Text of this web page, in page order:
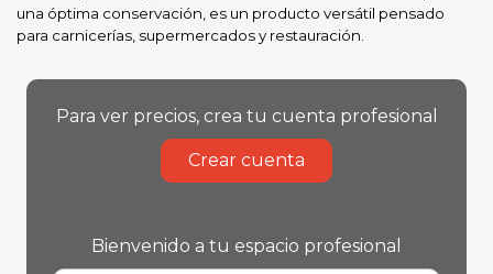
una óptima conservación, es un producto versátil pensado
para carnicerías, supermercados y restauración.
Para ver precios, crea tu cuenta profesional
Crear cuenta
Bienvenido a tu espacio profesional